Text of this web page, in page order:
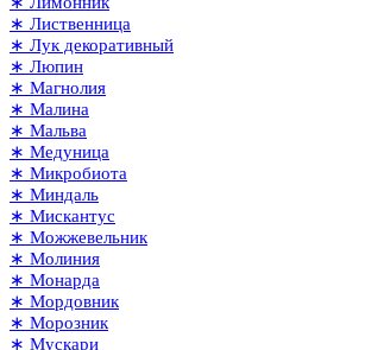
∗ Лиственница
∗ Лук декоративный
∗ Люпин
∗ Магнолия
∗ Малина
∗ Мальва
∗ Медуница
∗ Микробиота
∗ Миндаль
∗ Мискантус
∗ Можжевельник
∗ Молиния
∗ Монарда
∗ Мордовник
∗ Морозник
∗ Мускари